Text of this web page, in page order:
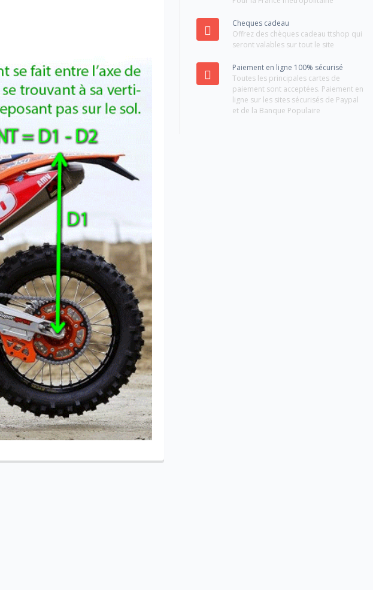
Cheques cadeau
Offrez des chèques cadeau ttshop qui
seront valables sur tout le site
Paiement en ligne 100% sécurisé
Toutes les principales cartes de
paiement sont acceptées. Paiement en
ligne sur les sites sécurisés de Paypal
et de la Banque Populaire